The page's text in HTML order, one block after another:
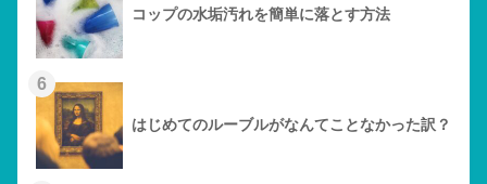
コップの水垢汚れを簡単に落とす方法
6
はじめてのルーブルがなんてことなかった訳？